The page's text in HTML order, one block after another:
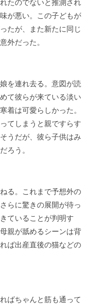
たのでないと推測され
が悪い。この子どもが
たが、また新たに同じ
外だった。
を連れ去る。意図が読
て彼らが来ている淡い
着は可愛らしかった。
てしまうと親ですらす
うだが、彼ら子供はみ
ろう。
る。これまで予想外の
らに驚きの展開が待っ
ていることが判明す
親が舐めるシーンは背
ば出産直後の猫などの
ばちゃんと筋も通って